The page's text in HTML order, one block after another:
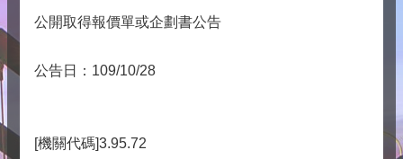
公開取得報價單或企劃書公告
公告日：109/10/28
[機關代碼]3.95.72